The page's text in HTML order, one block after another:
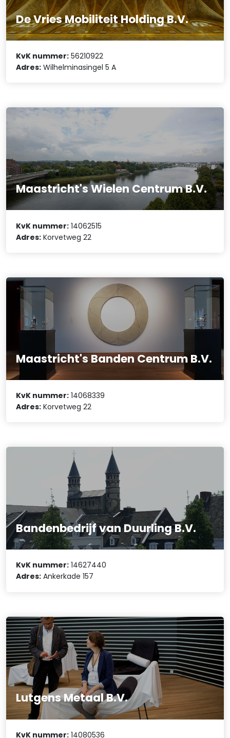
De Vries Mobiliteit Holding B.V.
KvK nummer: 56210922
Adres: Wilhelminasingel 5 A
Maastricht's Wielen Centrum B.V.
KvK nummer: 14062515
Adres: Korvetweg 22
Maastricht's Banden Centrum B.V.
KvK nummer: 14068339
Adres: Korvetweg 22
Bandenbedrijf van Duurling B.V.
KvK nummer: 14627440
Adres: Ankerkade 157
Lutgens Metaal B.V.
KvK nummer: 14080536